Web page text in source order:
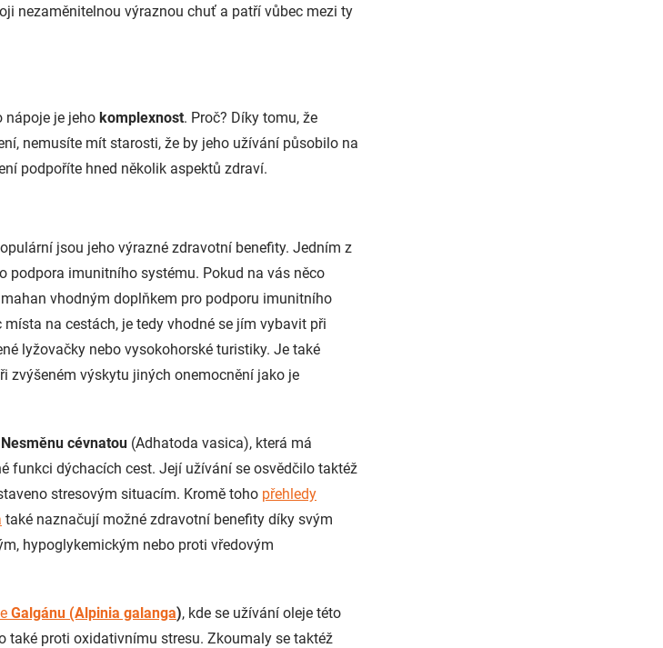
nezaměnitelnou výraznou chuť a patří vůbec mezi ty
nápoje je jeho komplexnost. Proč? Díky tomu, že
nemusíte mít starosti, že by jeho užívání působilo na
podpoříte hned několik aspektů zdraví.
jsou jeho výrazné zdravotní benefity. Jedním z
podpora imunitního systému. Pokud na vás něco
vhodným doplňkem pro podporu imunitního
na cestách, je tedy vhodné se jím vybavit při
lyžovačky nebo vysokohorské turistiky. Je také
zvýšeném výskytu jiných onemocnění jako je
Nesměnu cévnatou (Adhatoda vasica), která má
funkci dýchacích cest. Její užívání se osvědčilo taktéž
stresovým situacím. Kromě toho přehledy
také naznačují možné zdravotní benefity díky svým
hypoglykemickým nebo proti vředovým
Galgánu (Alpinia galanga), kde se užívání oleje této
také proti oxidativnímu stresu. Zkoumaly se taktéž